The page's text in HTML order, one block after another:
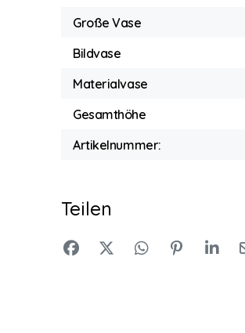
Große Vase
Bildvase
Materialvase
Gesamthöhe
Artikelnummer:
Teilen